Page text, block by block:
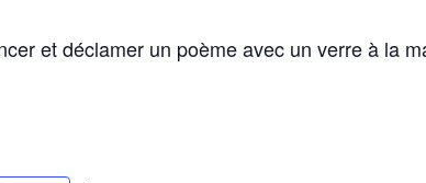
et déclamer un poème avec un verre à la